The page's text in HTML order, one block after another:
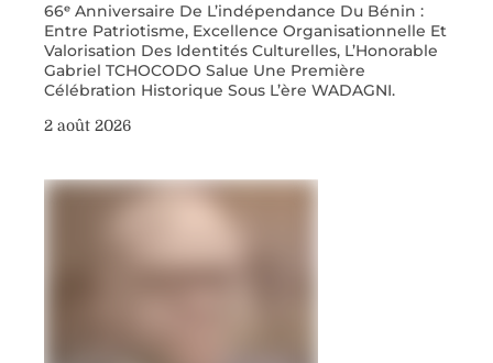
66ᵉ Anniversaire De L’indépendance Du Bénin :
Entre Patriotisme, Excellence Organisationnelle Et
Valorisation Des Identités Culturelles, L’Honorable
Gabriel TCHOCODO Salue Une Première
Célébration Historique Sous L’ère WADAGNI.
2 août 2026